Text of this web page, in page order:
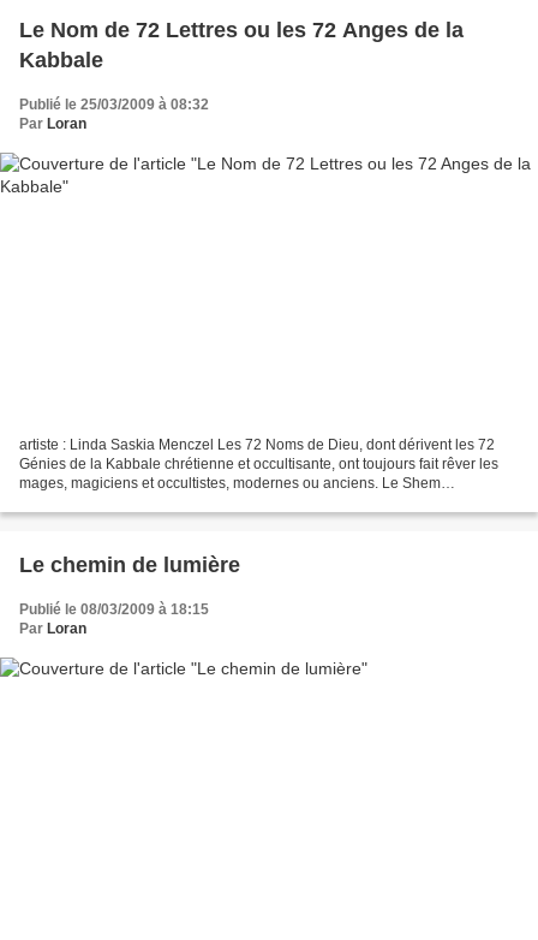
Le Nom de 72 Lettres ou les 72 Anges de la
Kabbale
Publié le 25/03/2009 à 08:32
Par Loran
artiste : Linda Saskia Menczel Les 72 Noms de Dieu, dont dérivent les 72
Génies de la Kabbale chrétienne et occultisante, ont toujours fait rêver les
mages, magiciens et occultistes, modernes ou anciens. Le Shem
Le chemin de lumière
Publié le 08/03/2009 à 18:15
Par Loran